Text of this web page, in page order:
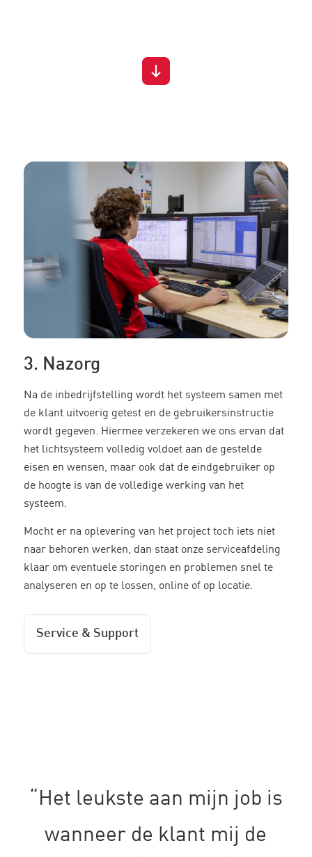
3. Nazorg
Na de inbedrijfstelling wordt het systeem samen met
de klant uitvoerig getest en de gebruikersinstructie
wordt gegeven. Hiermee verzekeren we ons ervan dat
het lichtsysteem volledig voldoet aan de gestelde
eisen en wensen, maar ook dat de eindgebruiker op
de hoogte is van de volledige werking van het
systeem.
Mocht er na oplevering van het project toch iets niet
naar behoren werken, dan staat onze serviceafdeling
klaar om eventuele storingen en problemen snel te
analyseren en op te lossen, online of op locatie.
Service & Support
“Het leukste aan mijn job is
wanneer de klant mij de